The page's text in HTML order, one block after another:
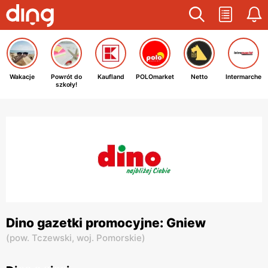
Wakacje
Powrót do
szkoły!
Kaufland POLOmarket Netto Intermarche
Dino gazetki promocyjne: Gniew
(pow. Tczewski, woj. Pomorskie)